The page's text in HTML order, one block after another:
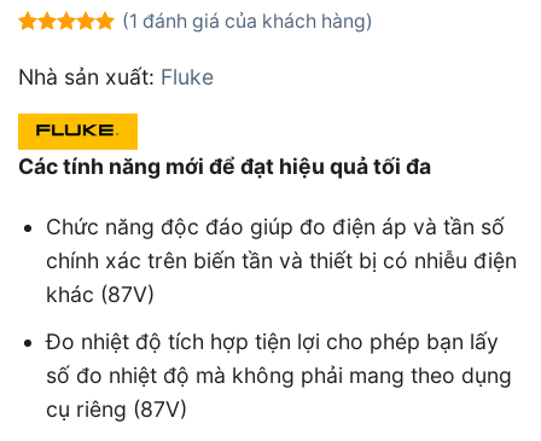
dựa trên
đánh giá
(1 đánh giá của khách hàng)
Nhà sản xuất: Fluke
Các tính năng mới để đạt hiệu quả tối đa
Chức năng độc đáo giúp đo điện áp và tần số
chính xác trên biến tần và thiết bị có nhiễu điện
khác (87V)
Đo nhiệt độ tích hợp tiện lợi cho phép bạn lấy
số đo nhiệt độ mà không phải mang theo dụng
cụ riêng (87V)